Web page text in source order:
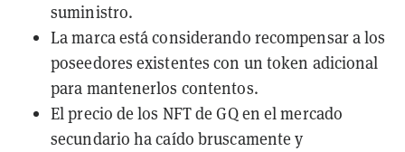
suministro.
La marca está considerando recompensar a los
poseedores existentes con un token adicional
para mantenerlos contentos.
El precio de los NFT de GQ en el mercado
secundario ha caído bruscamente y